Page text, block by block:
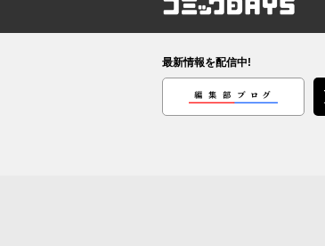
コミック
最新情報を配信中!
編集部ブログ